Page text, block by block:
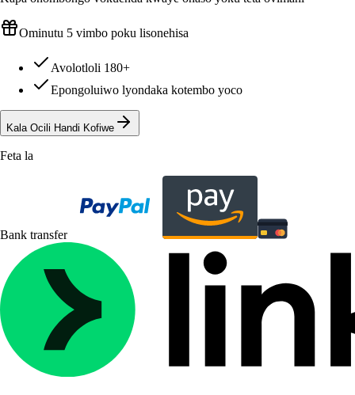
Ominutu 5 vimbo poku lisonehisa
Avolotloli 180+
Epongoluiwo lyondaka kotembo yoco
Kala Ocili Handi Kofiwe
Feta la
Bank transfer